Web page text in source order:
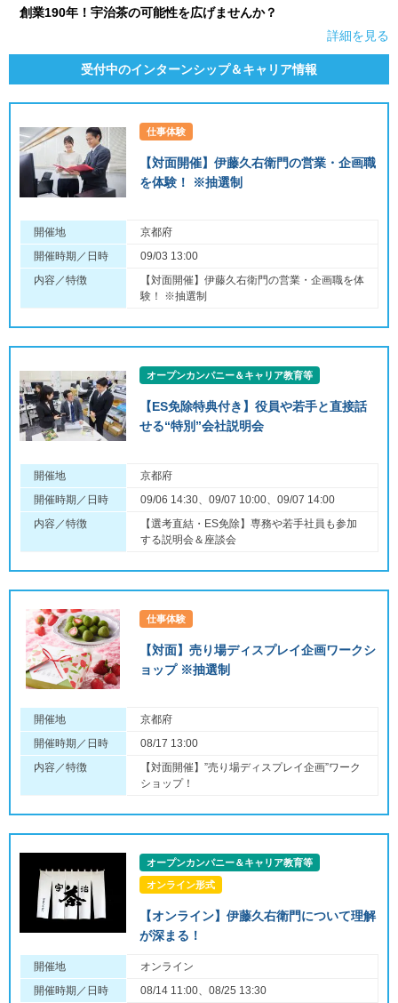
創業190年！宇治茶の可能性を広げませんか？
詳細を見る
受付中のインターンシップ＆キャリア情報
仕事体験
【対面開催】伊藤久右衛門の営業・企画職
を体験！ ※抽選制
開催地
京都府
開催時期／日時
09/03 13:00
内容／特徴
【対面開催】伊藤久右衛門の営業・企画職を体
験！ ※抽選制
オープンカンパニー＆キャリア教育等
【ES免除特典付き】役員や若手と直接話
せる“特別”会社説明会
開催地
京都府
開催時期／日時
09/06 14:30、09/07 10:00、09/07 14:00
内容／特徴
【選考直結・ES免除】専務や若手社員も参加
する説明会＆座談会
仕事体験
【対面】売り場ディスプレイ企画ワークシ
ョップ ※抽選制
開催地
京都府
開催時期／日時
08/17 13:00
内容／特徴
【対面開催】”売り場ディスプレイ企画”ワーク
ショップ！
オープンカンパニー＆キャリア教育等
オンライン形式
【オンライン】伊藤久右衛門について理解
が深まる！
開催地
オンライン
開催時期／日時
08/14 11:00、08/25 13:30